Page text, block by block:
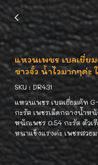
แหวนเพชร เบลเยี่ย
ขาวจั๋ว น้ำไวมากๆค่ะ
SKU : DR431
แหวนเพชร เบลเยี่ยมคัท
กะรัต เพชรเม็ดกลางน้ำห
หนักเพชร 0.54 กะรัต ตัว
หนาแข็งแรงค่ะ เพชรสวย